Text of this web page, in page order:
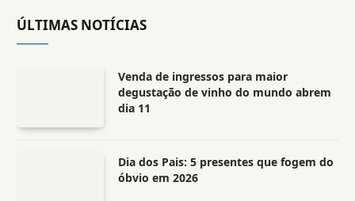
ÚLTIMAS NOTÍCIAS
Venda de ingressos para maior
degustação de vinho do mundo abrem
dia 11
Dia dos Pais: 5 presentes que fogem do
óbvio em 2026